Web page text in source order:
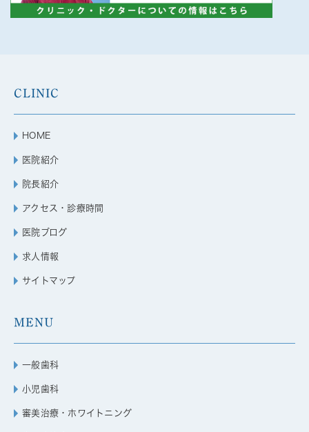
CLINIC
HOME
医院紹介
院長紹介
アクセス・診療時間
医院ブログ
求人情報
サイトマップ
MENU
一般歯科
小児歯科
審美治療・ホワイトニング